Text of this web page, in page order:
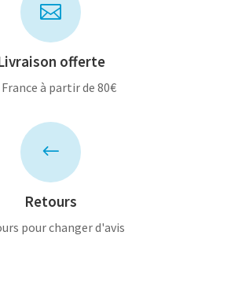

offerte
France à partir de 80€
#
Retours
pour changer d'avis